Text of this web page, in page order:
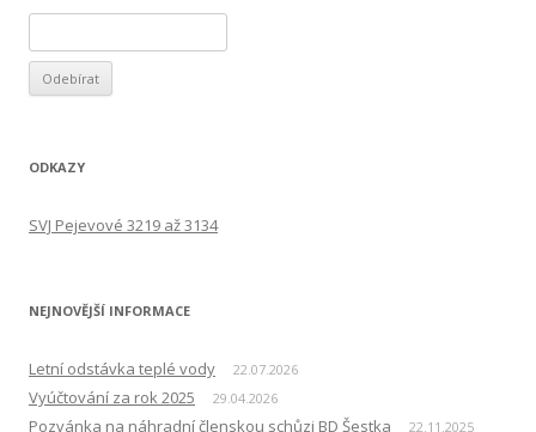
ODKAZY
SVJ Pejevové 3219 až 3134
NEJNOVĚJŠÍ INFORMACE
Letní odstávka teplé vody 22.07.2026
Vyúčtování za rok 2025 29.04.2026
Pozvánka na náhradní členskou schůzi BD Šestka 22.11.2025